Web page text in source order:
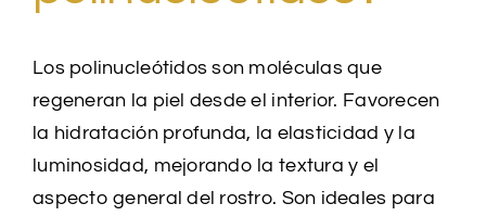
Los polinucleótidos son moléculas que
regeneran la piel desde el interior. Favorecen
la hidratación profunda, la elasticidad y la
luminosidad, mejorando la textura y el
aspecto general del rostro. Son ideales para